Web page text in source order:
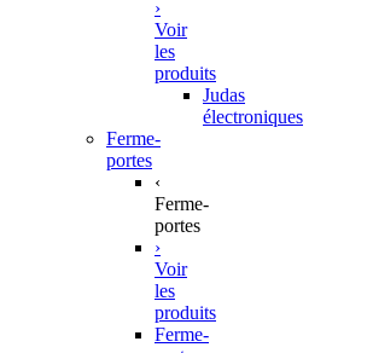
›
Voir
les
produits
Judas
électroniques
Ferme-
portes
‹
Ferme-
portes
›
Voir
les
produits
Ferme-